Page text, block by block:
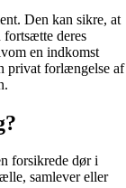
Den kan sikre, at
fortsætte deres
en indkomst
privat forlængelse af
forsikrede dør i
samlever eller